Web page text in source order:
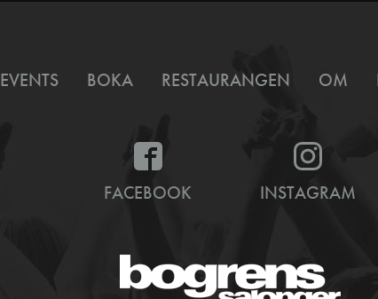
EVENTS BOKA RESTAURANGEN OM
FACEBOOK INSTAGRAM